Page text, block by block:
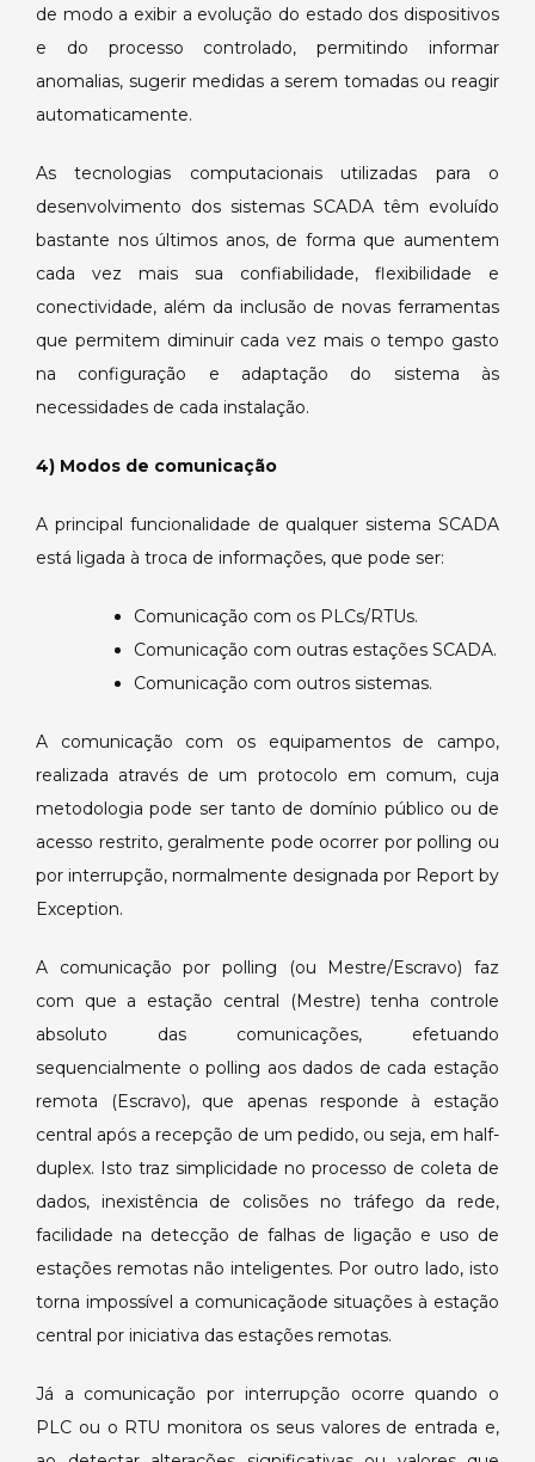
de modo a exibir a evolução do estado dos dispositivos
e do processo controlado, permitindo informar
anomalias, sugerir medidas a serem tomadas ou reagir
automaticamente.
As tecnologias computacionais utilizadas para o
desenvolvimento dos sistemas SCADA têm evoluído
bastante nos últimos anos, de forma que aumentem
cada vez mais sua confiabilidade, flexibilidade e
conectividade, além da inclusão de novas ferramentas
que permitem diminuir cada vez mais o tempo gasto
na configuração e adaptação do sistema às
necessidades de cada instalação.
4) Modos de comunicação
A principal funcionalidade de qualquer sistema SCADA
está ligada à troca de informações, que pode ser:
Comunicação com os PLCs/RTUs.
Comunicação com outras estações SCADA.
Comunicação com outros sistemas.
A comunicação com os equipamentos de campo,
realizada através de um protocolo em comum, cuja
metodologia pode ser tanto de domínio público ou de
acesso restrito, geralmente pode ocorrer por polling ou
por interrupção, normalmente designada por Report by
Exception.
A comunicação por polling (ou Mestre/Escravo) faz
com que a estação central (Mestre) tenha controle
absoluto das comunicações, efetuando
sequencialmente o polling aos dados de cada estação
remota (Escravo), que apenas responde à estação
central após a recepção de um pedido, ou seja, em half-
duplex. Isto traz simplicidade no processo de coleta de
dados, inexistência de colisões no tráfego da rede,
facilidade na detecção de falhas de ligação e uso de
estações remotas não inteligentes. Por outro lado, isto
torna impossível a comunicaçãode situações à estação
central por iniciativa das estações remotas.
Já a comunicação por interrupção ocorre quando o
PLC ou o RTU monitora os seus valores de entrada e,